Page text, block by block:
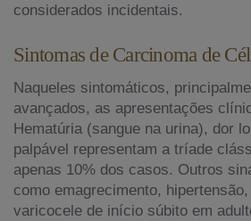
considerados incidentais.
Sintomas de Carcinoma de
Naqueles sintomáticos,
avançados, as apresentações
Hematúria (sangue na urina), dor
palpável representam a tríade
apenas 10% dos casos. Outros
como emagrecimento,
varicocele de início súbito em